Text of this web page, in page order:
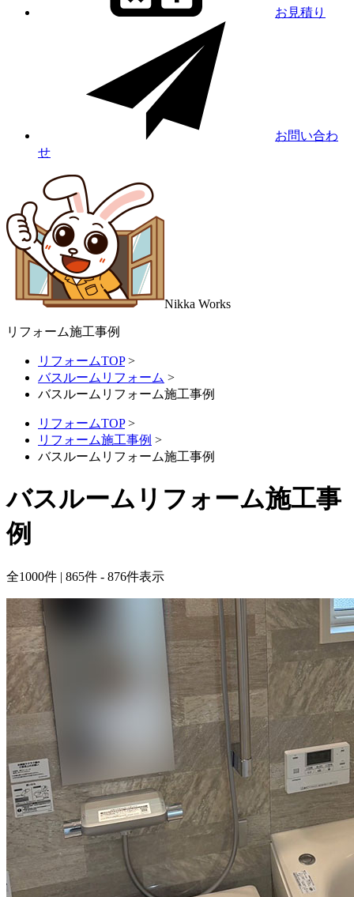
お見積り
お問い合わ
せ
Nikka Works
リフォーム施工事例
リフォームTOP>
バスルームリフォーム >
バスルームリフォーム施工事例
リフォームTOP>
リフォーム施工事例 >
バスルームリフォーム施工事例
バスルームリフォーム施工事
例
全1000件 | 865件 - 876件表示